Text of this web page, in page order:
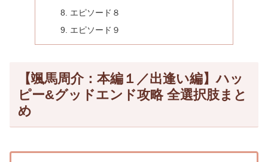
エピソード８
エピソード９
【颯馬周介：本編１／出逢い編】ハッ
ピー&グッドエンド攻略 全選択肢まと
め